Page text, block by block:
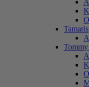
Tamaris